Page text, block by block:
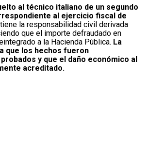
al técnico italiano de un segundo
al ejercicio fiscal de
la responsabilidad civil derivada
que el importe defraudado en
a la Hacienda Pública. La
que los hechos fueron
y que el daño económico al
acreditado.